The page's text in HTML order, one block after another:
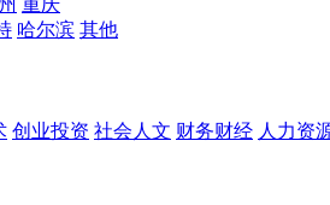
哈尔滨 其他
创业投资 社会人文 财务财经 人力资